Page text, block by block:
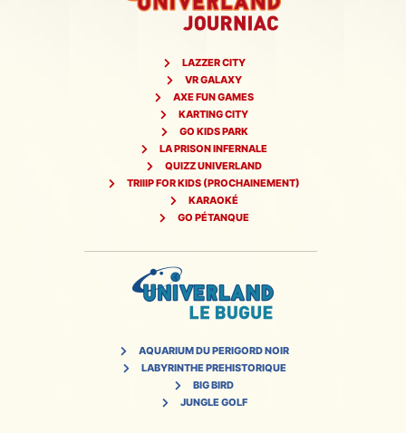
LAZZER CITY
VR GALAXY
AXE FUN GAMES
KARTING CITY
GO KIDS PARK
LA PRISON INFERNALE
QUIZZ UNIVERLAND
TRIIIP FOR KIDS (PROCHAINEMENT)
KARAOKÉ
GO PÉTANQUE
AQUARIUM DU PERIGORD NOIR
LABYRINTHE PREHISTORIQUE
BIG BIRD
JUNGLE GOLF